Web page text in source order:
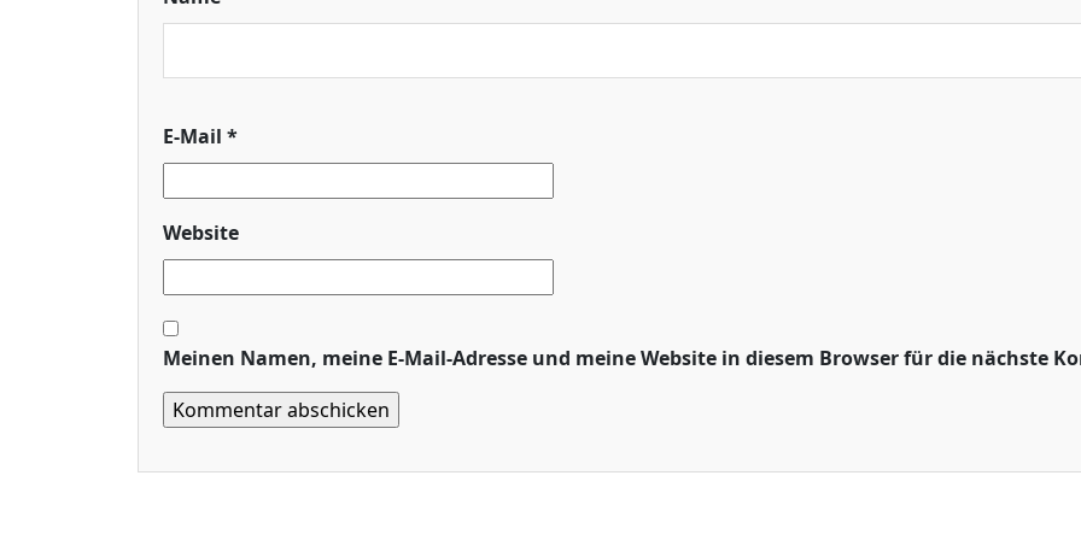
E-Mail *
Website
Meinen Namen, meine E-Mail-Adresse und meine Website in diesem Browser für die nächste